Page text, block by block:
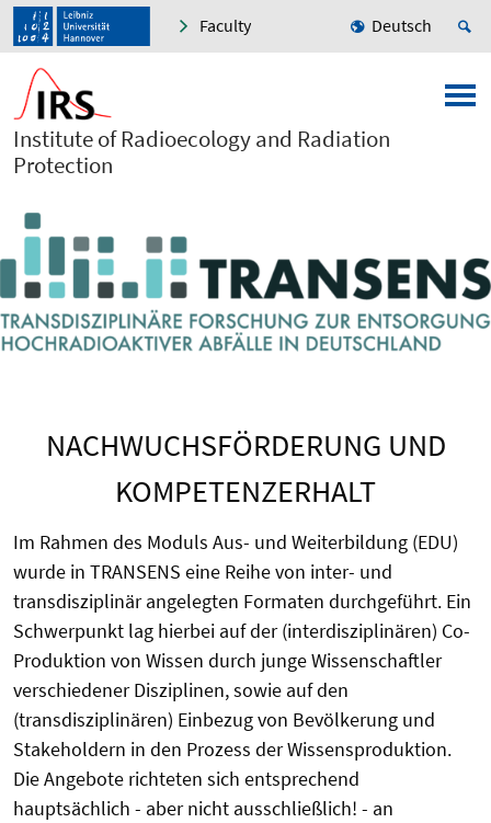
Faculty Deutsch
Institute of Radioecology and Radiation
Protection
NACHWUCHSFÖRDERUNG UND
KOMPETENZERHALT
Im Rahmen des Moduls Aus- und Weiterbildung (EDU)
wurde in TRANSENS eine Reihe von inter- und
transdisziplinär angelegten Formaten durchgeführt. Ein
Schwerpunkt lag hierbei auf der (interdisziplinären) Co-
Produktion von Wissen durch junge Wissenschaftler
verschiedener Disziplinen, sowie auf den
(transdisziplinären) Einbezug von Bevölkerung und
Stakeholdern in den Prozess der Wissensproduktion.
Die Angebote richteten sich entsprechend
hauptsächlich - aber nicht ausschließlich! - an